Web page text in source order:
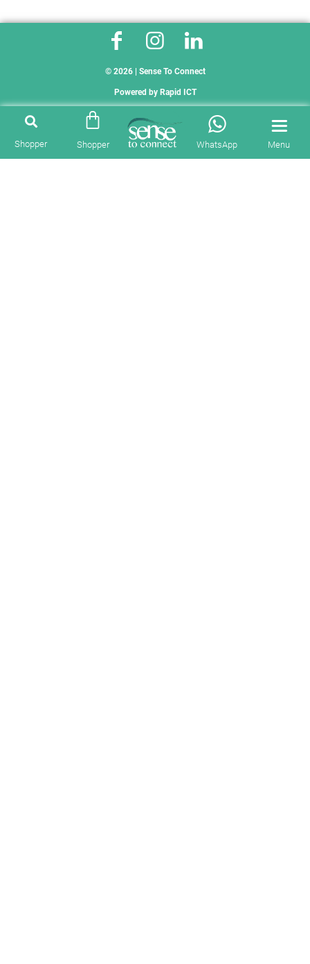
© 2026 | Sense To Connect
Powered by Rapid ICT
Shopper Shopper WhatsApp Menu